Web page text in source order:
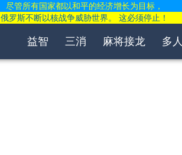
益智 三消 麻将接龙 多人
尽管所有国家都以和平的经济增长为目标，
俄罗斯不断以核战争威胁世界。 这必须停止！